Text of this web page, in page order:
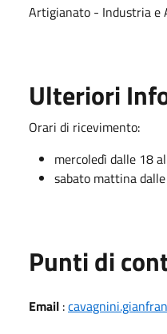
Artigianato - Industria e
Ulteriori
Orari di ricevimento:
mercoledì dalle 18
sabato mattina
Punti di
Email :